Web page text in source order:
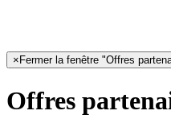
× Fermer la fenêtre "Offres
Offres